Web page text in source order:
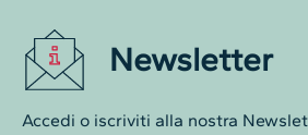
Newsletter
Accedi o iscriviti alla nostra